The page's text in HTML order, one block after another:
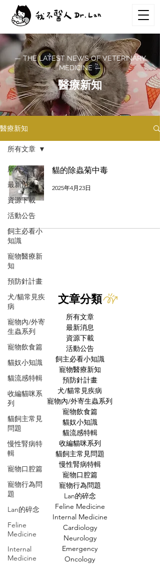
— THE LATEST NEWS OF VETERINARY
MEDICINE —
醫療新知
醫療新知
所有文章
最新消息
資源下載
活動公告
飼主必看小
知識
寵物醫療新
知
預防針計畫
犬/貓常見疾
病
寵物內/外寄
生蟲系列
寵物飲食篇
貓奴小知識
貓流感特輯
收編貓咪系
列
貓飼主常見
問題
慢性腎病特
輯
寵物口腔篇
寵物行為問
題
Lan的碎念
Feline
Medicine
Internal
Medicine
所有文章
貓的除蟲菊中毒
2025年4月23日
文章分類
所有文章
最新消息
資源下載
活動公告
飼主必看小知識
寵物醫療新知
預防針計畫
犬/貓常見疾病
寵物內/外寄生蟲系列
寵物飲食篇
貓奴小知識
貓流感特輯
收編貓咪系列
貓飼主常見問題
慢性腎病特輯
寵物口腔篇
寵物行為問題
Lan的碎念
Feline Medicine
Internal Medicine
Cardiology
Neurology
Emergency
Oncology